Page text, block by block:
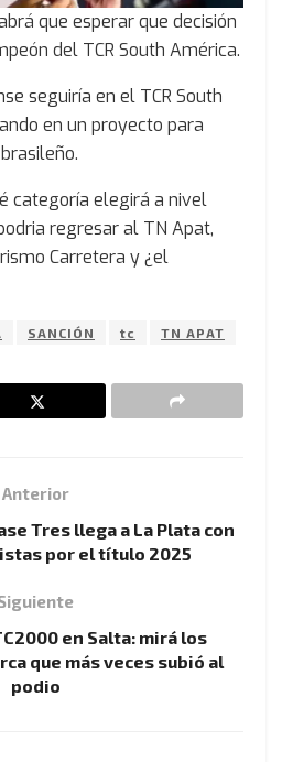
que esperar que decisión
del TCR South América.
seguiría en el TCR South
en un proyecto para
categoría elegirá a nivel
regresar al TN Apat,
Carretera y ¿el
SANCIÓN tc TN APAT
Anterior
Tres llega a La Plata con
por el título 2025
en Salta: mirá los
que más veces subió al
podio